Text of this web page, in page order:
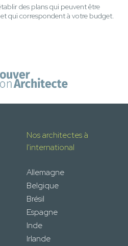
des plans qui peuvent être
qui correspondent à votre budget.
Nos architectes à
l'international
Allemagne
Belgique
Brésil
Espagne
Inde
Irlande